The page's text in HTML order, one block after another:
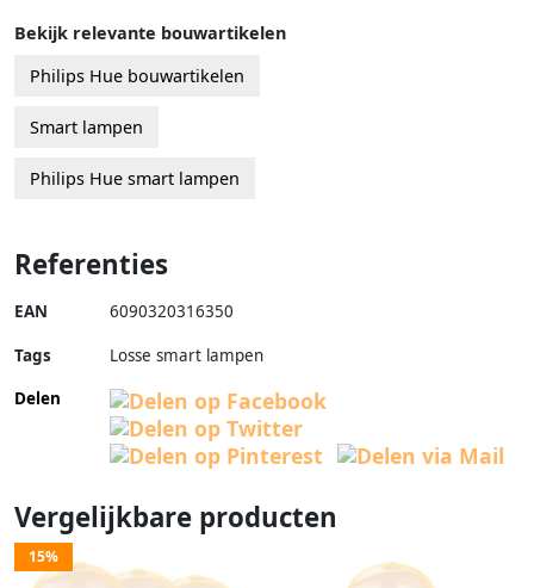
Bekijk relevante bouwartikelen
Philips Hue bouwartikelen
Smart lampen
Philips Hue smart lampen
Referenties
EAN 6090320316350
Tags
Losse smart lampen
Delen
Vergelijkbare producten
15%